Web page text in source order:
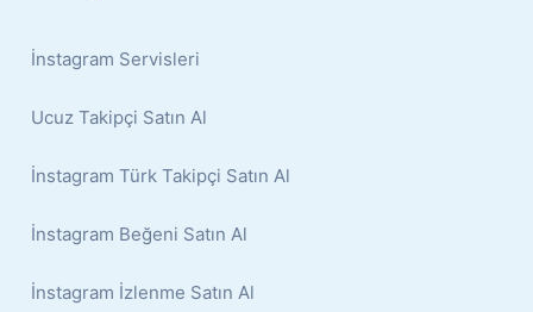
İnstagram Servisleri
Ucuz Takipçi Satın Al
İnstagram Türk Takipçi Satın Al
İnstagram Beğeni Satın Al
İnstagram İzlenme Satın Al